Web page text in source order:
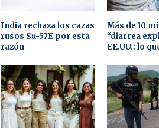
India rechaza los cazas
rusos Su-57E por esta
razón
Más de 10
“diarrea
EE.UU.: lo